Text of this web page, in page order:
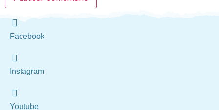
Facebook
Instagram
Youtube